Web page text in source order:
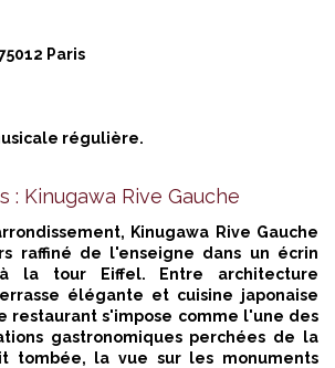
Paris
régulière.
: Kinugawa Rive Gauche
Kinugawa Rive Gauche
raffiné de l'enseigne dans un écrin
la tour Eiffel. Entre architecture
élégante et cuisine japonaise
restaurant s'impose comme l'une des
gastronomiques perchées de la
tombée, la vue sur les monuments